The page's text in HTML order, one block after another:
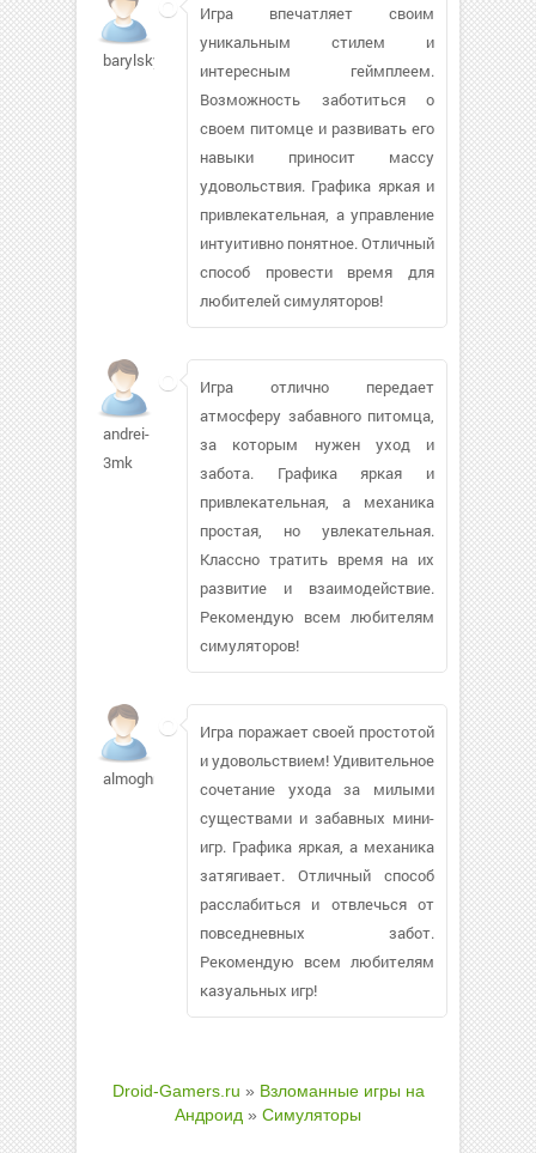
barylskyy893
Игра впечатляет своим
уникальным стилем и
интересным геймплеем.
Возможность заботиться о
своем питомце и развивать его
навыки приносит массу
удовольствия. Графика яркая и
привлекательная, а управление
интуитивно понятное. Отличный
способ провести время для
любителей симуляторов!
andrei-
3mk
Игра отлично передает
атмосферу забавного питомца,
за которым нужен уход и
забота. Графика яркая и
привлекательная, а механика
простая, но увлекательная.
Классно тратить время на их
развитие и взаимодействие.
Рекомендую всем любителям
симуляторов!
almoghraby703
Игра поражает своей простотой
и удовольствием! Удивительное
сочетание ухода за милыми
существами и забавных мини-
игр. Графика яркая, а механика
затягивает. Отличный способ
расслабиться и отвлечься от
повседневных забот.
Рекомендую всем любителям
казуальных игр!
Droid-Gamers.ru » Взломанные игры на
Андроид » Симуляторы